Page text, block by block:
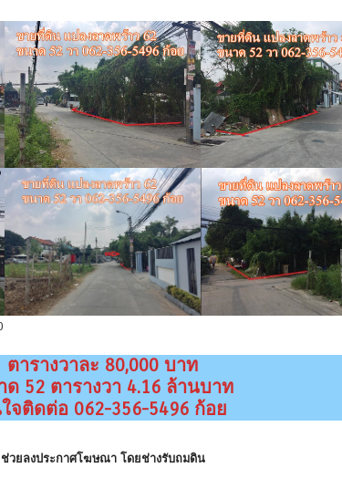
ตารางวาละ 80,000 บาท
ด 52 ตารางวา 4.16 ล้านบาท
จติดต่อ 062-356-5496 ก้อย
ช่วยลงประกาศโฆษณา โดยช่างรับถมดิน